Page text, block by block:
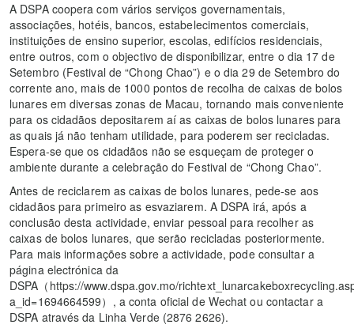
A DSPA coopera com vários serviços governamentais,
associações, hotéis, bancos, estabelecimentos comerciais,
instituições de ensino superior, escolas, edifícios residenciais,
entre outros, com o objectivo de disponibilizar, entre o dia 17 de
Setembro (Festival de “Chong Chao”) e o dia 29 de Setembro do
corrente ano, mais de 1000 pontos de recolha de caixas de bolos
lunares em diversas zonas de Macau, tornando mais conveniente
para os cidadãos depositarem aí as caixas de bolos lunares para
as quais já não tenham utilidade, para poderem ser recicladas.
Espera-se que os cidadãos não se esqueçam de proteger o
ambiente durante a celebração do Festival de “Chong Chao”.
Antes de reciclarem as caixas de bolos lunares, pede-se aos
cidadãos para primeiro as esvaziarem. A DSPA irá, após a
conclusão desta actividade, enviar pessoal para recolher as
caixas de bolos lunares, que serão recicladas posteriormente.
Para mais informações sobre a actividade, pode consultar a
página electrónica da
DSPA（https://www.dspa.gov.mo/
a_id=1694664599）, a conta oficial de Wechat ou contactar a
DSPA através da Linha Verde (2876 2626).